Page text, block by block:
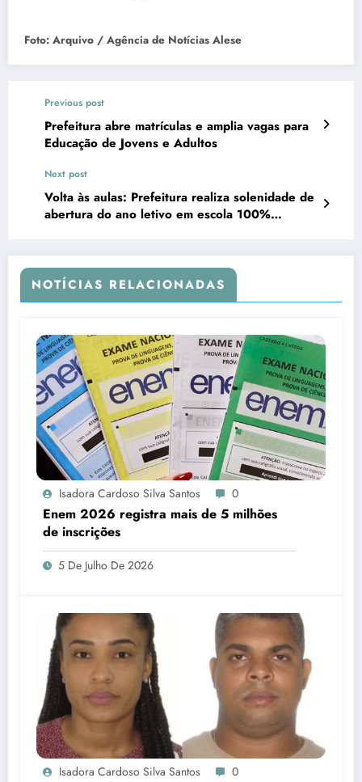
Foto: Arquivo / Agência de Notícias Alese
Previous post
Prefeitura abre matrículas e amplia vagas para
Educação de Jovens e Adultos
Next post
Volta às aulas: Prefeitura realiza solenidade de
abertura do ano letivo em escola 100%
NOTÍCIAS RELACIONADAS
Isadora Cardoso Silva Santos 0
Enem 2026 registra mais de 5 milhões
de inscrições
5 De Julho De 2026
Isadora Cardoso Silva Santos 0